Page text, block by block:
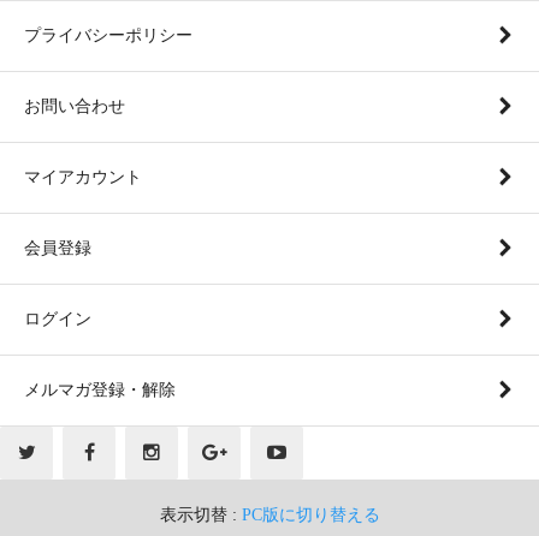
プライバシーポリシー
お問い合わせ
マイアカウント
会員登録
ログイン
メルマガ登録・解除
表示切替 : PC版に切り替える